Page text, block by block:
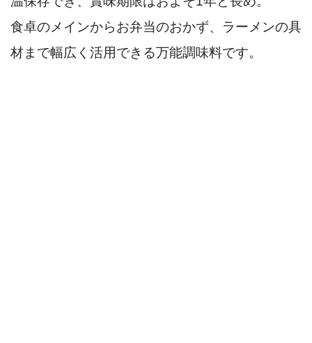
食卓のメインからお弁当のおかず、ラーメンの具
材まで幅広く活用できる万能調味料です。